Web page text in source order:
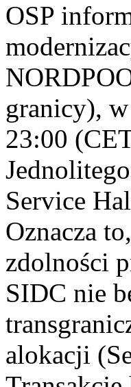
OSP
granicy),
23:00
Service
Oznacza
zdolności
SIDC nie
alokacji